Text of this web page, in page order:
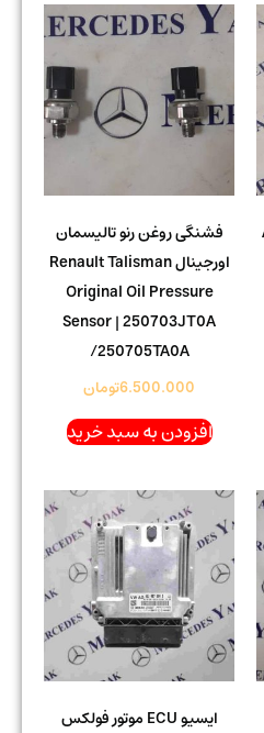
فشنگی روغن رنو تالیسمان
اورجینال Renault Talisman
Original Oil Pressure
Sensor | 250703JT0A
/250705TA0A
6.500.000تومان
افزودن به سبد خرید
ایسیو ECU موتور فولکس